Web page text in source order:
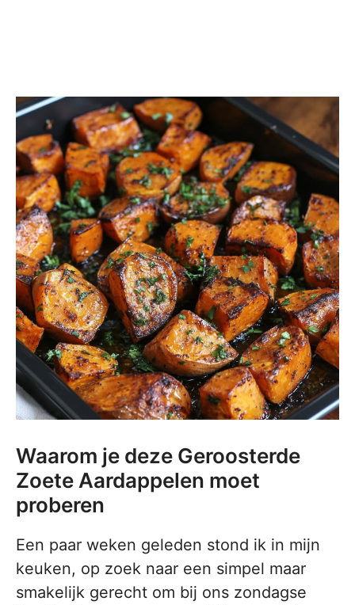
Waarom je deze Geroosterde
Zoete Aardappelen moet
proberen
Een paar weken geleden stond ik in mijn
keuken, op zoek naar een simpel maar
smakelijk gerecht om bij ons zondagse